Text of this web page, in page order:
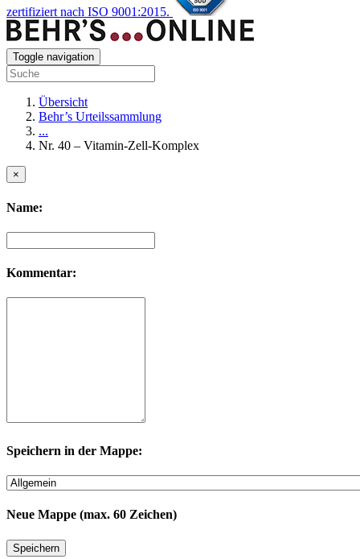
zertifiziert nach ISO 9001:2015.
Toggle navigation
Übersicht
Behr’s Urteilssammlung
...
Nr. 40 – Vitamin-Zell-Komplex
×
Name:
Kommentar:
Speichern in der Mappe:
Neue Mappe (max. 60 Zeichen)
Speichern